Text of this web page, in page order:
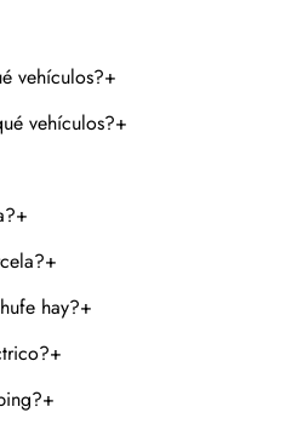
vehículos?+
vehículos?+
+
+
hay?+
+
+